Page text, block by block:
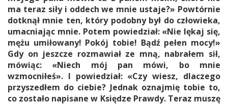
ma teraz siły i oddech we mnie ustaje?» Powtórnie
dotknął mnie ten, który podobny był do człowieka,
umacniając mnie. Potem powiedział: «Nie lękaj się,
mężu umiłowany! Pokój tobie! Bądź pełen mocy!»
Gdy on jeszcze rozmawiał ze mną, nabrałem sił,
mówiąc: «Niech mój pan mówi, bo mnie
wzmocniłeś». I powiedział: «Czy wiesz, dlaczego
przyszedłem do ciebie? Jednak oznajmię tobie to,
co zostało napisane w Księdze Prawdy. Teraz muszę